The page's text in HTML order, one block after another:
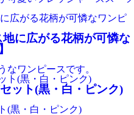
に広がる花柄が可憐な
なワンピースです。
ット(黒・白・ピンク)
(黒・白・ピンク)